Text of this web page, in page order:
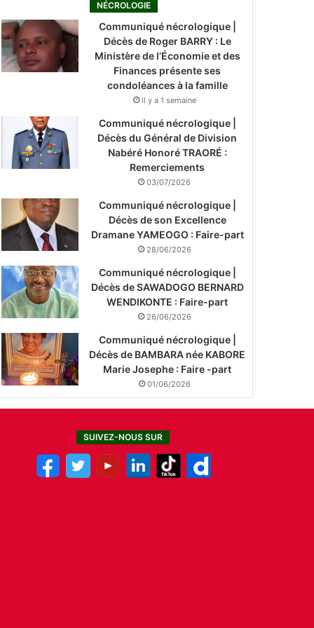
NÉCROLOGIE
Communiqué nécrologique |
Décès de Roger BARRY : Le
Ministère de l’Économie et des
Finances présente ses
condoléances à la famille
il y a 1 semaine
Communiqué nécrologique |
Décès du Général de Division
Nabéré Honoré TRAORÉ :
Remerciements
03/07/2026
Communiqué nécrologique |
Décès de son Excellence
Dramane YAMEOGO : Faire-part
28/06/2026
Communiqué nécrologique |
Décès de SAWADOGO BERNARD
WENDIKONTE : Faire-part
26/06/2026
Communiqué nécrologique |
Décès de BAMBARA née KABORE
Marie Josephe : Faire -part
01/06/2026
SUIVEZ-NOUS SUR